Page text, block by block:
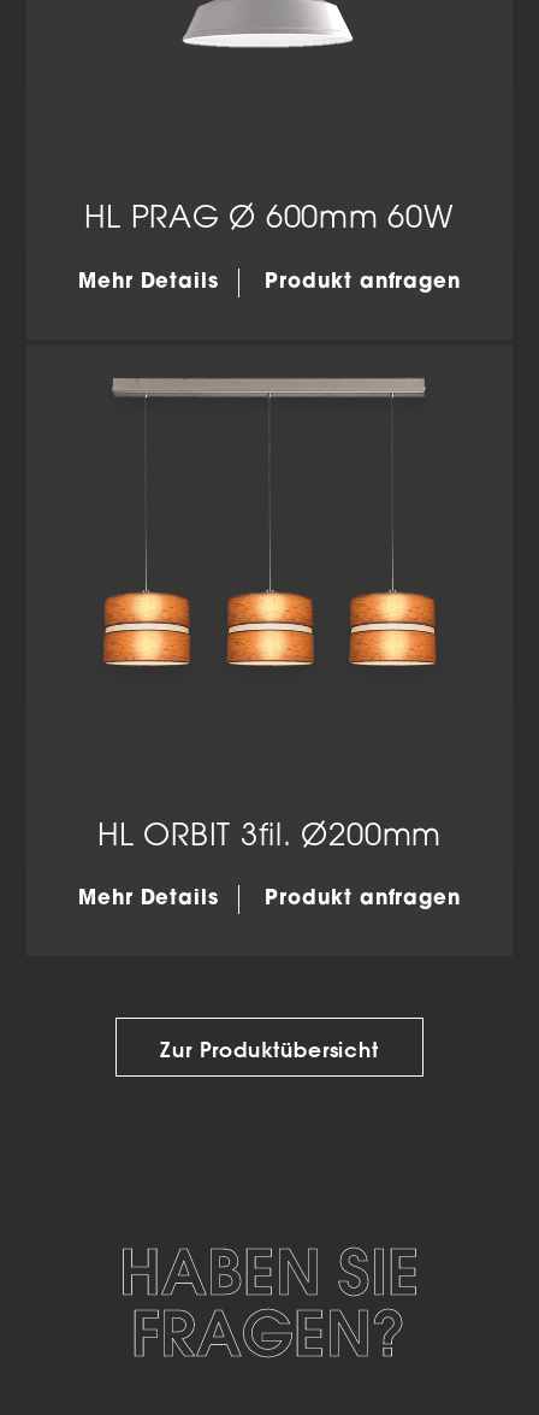
HL PRAG Ø 600mm 60W
Mehr Details Produkt anfragen
HL ORBIT 3fil. Ø200mm
Mehr Details Produkt anfragen
Zur Produktübersicht
HABEN SIE
FRAGEN?